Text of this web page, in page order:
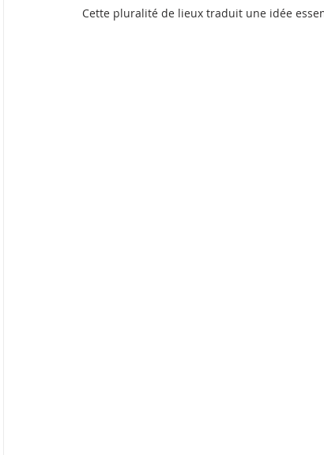
Cette pluralité de lieux traduit une idée